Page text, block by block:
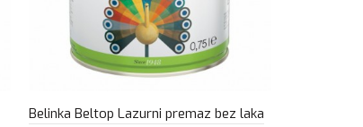
Belinka Beltop Lazurni premaz bez laka